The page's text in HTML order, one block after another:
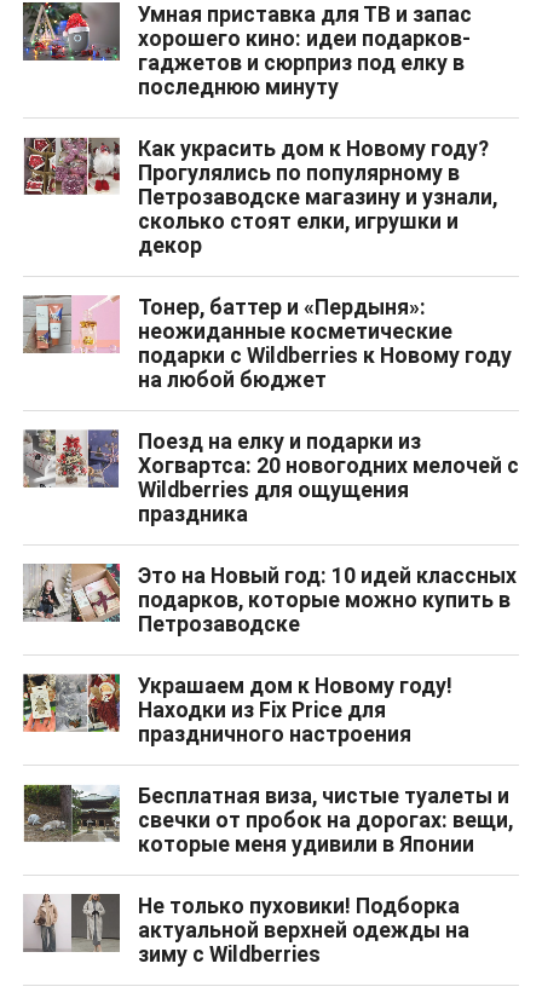
Умная приставка для ТВ и запас
хорошего кино: идеи подарков-
гаджетов и сюрприз под елку в
последнюю минуту
Как украсить дом к Новому году?
Прогулялись по популярному в
Петрозаводске магазину и узнали,
сколько стоят елки, игрушки и
декор
Тонер, баттер и «Пердыня»:
неожиданные косметические
подарки с Wildberries к Новому году
на любой бюджет
Поезд на елку и подарки из
Хогвартса: 20 новогодних мелочей с
Wildberries для ощущения
праздника
Это на Новый год: 10 идей классных
подарков, которые можно купить в
Петрозаводске
Украшаем дом к Новому году!
Находки из Fix Price для
праздничного настроения
Бесплатная виза, чистые туалеты и
свечки от пробок на дорогах: вещи,
которые меня удивили в Японии
Не только пуховики! Подборка
актуальной верхней одежды на
зиму с Wildberries